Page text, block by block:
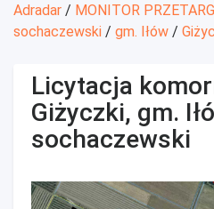
Adradar / MONITOR
sochaczewski / gm. Iłów /
Licytacja
Giżyczki, gm.
sochaczewski